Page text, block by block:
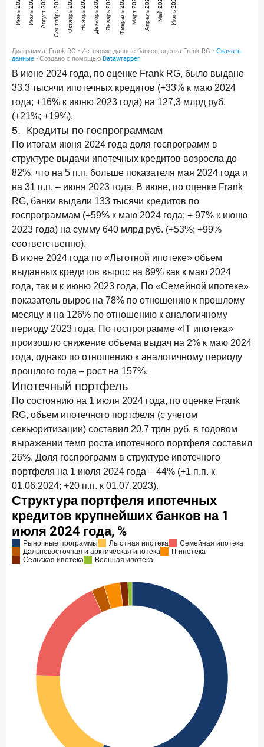
В июне 2024 года, по оценке Frank RG, было выдано
33,3 тысячи ипотечных кредитов (+33% к маю 2024
года; +16% к июню 2023 года) на 127,3 млрд руб.
(+21%; +19%).
5. Кредиты по госпрограммам
По итогам июня 2024 года доля госпрограмм в
структуре выдачи ипотечных кредитов возросла до
82%, что на 5 п.п. больше показателя мая 2024 года и
на 31 п.п. – июня 2023 года. В июне, по оценке Frank
RG, банки выдали 133 тысячи кредитов по
госпрограммам (+59% к маю 2024 года; + 97% к июню
2023 года) на сумму 640 млрд руб. (+53%; +99%
соответственно).
В июне 2024 года по «Льготной ипотеке» объем
выданных кредитов вырос на 89% как к маю 2024
года, так и к июню 2023 года. По «Семейной ипотеке»
показатель вырос на 78% по отношению к прошлому
месяцу и на 126% по отношению к аналогичному
периоду 2023 года. По госпрограмме «IT ипотека»
произошло снижение объема выдач на 2% к маю 2024
года, однако по отношению к аналогичному периоду
прошлого года – рост на 157%.
Ипотечный портфель
По состоянию на 1 июля 2024 года, по оценке Frank
RG, объем ипотечного портфеля (с учетом
секьюритизации) составил 20,7 трлн руб. в годовом
выражении темп роста ипотечного портфеля составил
26%. Доля госпрограмм в структуре ипотечного
портфеля на 1 июля 2024 года – 44% (+1 п.п. к
01.06.2024; +20 п.п. к 01.07.2023).